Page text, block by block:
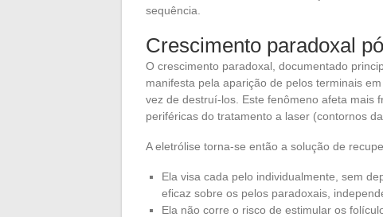
sequência.
Crescimento paradoxal
O crescimento paradoxal, documentado
manifesta pela aparição de pelos terminais
vez de destruí-los. Este fenômeno afeta mais
periféricas do tratamento a laser (contornos
A eletrólise torna-se então a solução de
Ela visa cada pelo individualmente, sem
eficaz sobre os pelos paradoxais,
Ela não corre o risco de estimular os